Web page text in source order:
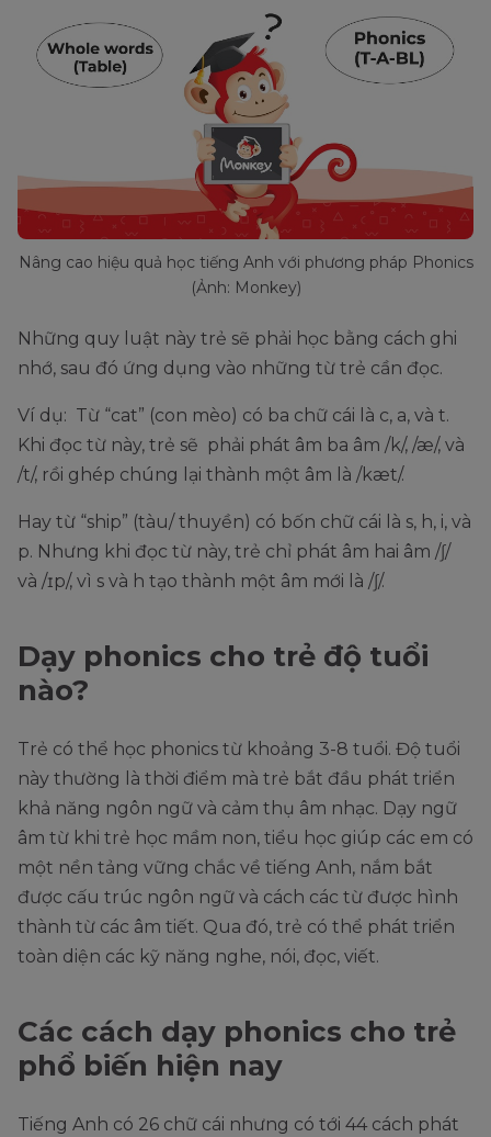
Nâng cao hiệu quả học tiếng Anh với phương pháp Phonics
(Ảnh: Monkey)
Những quy luật này trẻ sẽ phải học bằng cách ghi
nhớ, sau đó ứng dụng vào những từ trẻ cần đọc.
Ví dụ: Từ “cat” (con mèo) có ba chữ cái là c, a, và t.
Khi đọc từ này, trẻ sẽ phải phát âm ba âm /k/, /æ/, và
/t/, rồi ghép chúng lại thành một âm là /kæt/.
Hay từ “ship” (tàu/ thuyền) có bốn chữ cái là s, h, i, và
p. Nhưng khi đọc từ này, trẻ chỉ phát âm hai âm /ʃ/
và /ɪp/, vì s và h tạo thành một âm mới là /ʃ/.
Dạy phonics cho trẻ độ tuổi
nào?
Trẻ có thể học phonics từ khoảng 3-8 tuổi. Độ tuổi
này thường là thời điểm mà trẻ bắt đầu phát triển
khả năng ngôn ngữ và cảm thụ âm nhạc. Dạy ngữ
âm từ khi trẻ học mầm non, tiểu học giúp các em có
một nền tảng vững chắc về tiếng Anh, nắm bắt
được cấu trúc ngôn ngữ và cách các từ được hình
thành từ các âm tiết. Qua đó, trẻ có thể phát triển
toàn diện các kỹ năng nghe, nói, đọc, viết.
Các cách dạy phonics cho trẻ
phổ biến hiện nay
Tiếng Anh có 26 chữ cái nhưng có tới 44 cách phát